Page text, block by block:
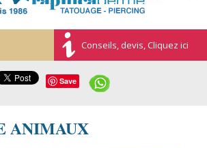
Conseils, devis, Cliquez ici
Save
ANIMAUX